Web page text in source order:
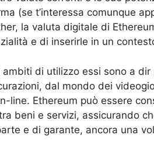
(se t’interessa comunque
la valuta digitale di
e di inserirle in un
di utilizzo essi sono a
dal mondo dei
line. Ethereum può essere
beni e servizi, assicurando
e di garante, ancora una